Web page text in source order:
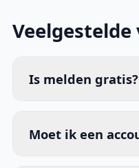
Veelgestelde
Is melden gratis?
Moet ik een